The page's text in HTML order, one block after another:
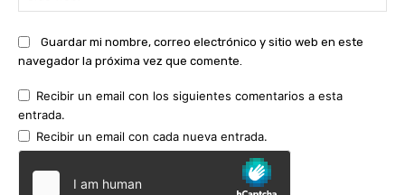
Guardar mi nombre, correo electrónico y sitio web en este
navegador la próxima vez que comente.
Recibir un email con los siguientes comentarios a esta
entrada.
Recibir un email con cada nueva entrada.